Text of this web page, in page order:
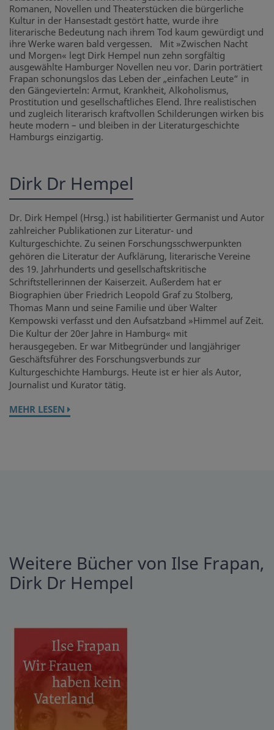
Romanen, Novellen und Theaterstücken die bürgerliche
Kultur in der Hansestadt gestört hatte, wurde ihre
literarische Bedeutung nach ihrem Tod kaum gewürdigt und
ihre Werke waren bald vergessen. Mit »Zwischen Nacht
und Morgen« legt Dirk Hempel nun zehn sorgfältig
ausgewählte Hamburger Novellen neu vor. Darin porträtiert
Frapan schonungslos das Leben der „einfachen Leute“ in
den Gängevierteln: Armut, Krankheit, Alkoholismus,
Prostitution und gesellschaftliches Elend. Ihre realistischen
und zugleich literarisch kraftvollen Schilderungen wirken bis
heute modern – und bleiben in der Literaturgeschichte
Hamburgs einzigartig.
Dirk Dr Hempel
Dr. Dirk Hempel (Hrsg.) ist habilitierter Germanist und Autor
zahlreicher Publikationen zur Literatur- und
Kulturgeschichte. Zu seinen Forschungsschwerpunkten
gehören die Literatur der Aufklärung, literarische Vereine
des 19. Jahrhunderts und gesellschaftskritische
Schriftstellerinnen der Kaiserzeit. Außerdem hat er
Biographien über Friedrich Leopold Graf zu Stolberg,
Thomas Mann und seine Familie und über Walter
Kempowski verfasst und den Aufsatzband »Himmel auf Zeit.
Die Kultur der 20er Jahre in Hamburg« mit
herausgegeben. Er war Mitbegründer und langjähriger
Geschäftsführer des Forschungsverbunds zur
Kulturgeschichte Hamburgs. Heute ist er hier als Autor,
Journalist und Kurator tätig.
MEHR LESEN
Weitere Bücher von Ilse Frapan,
Dirk Dr Hempel